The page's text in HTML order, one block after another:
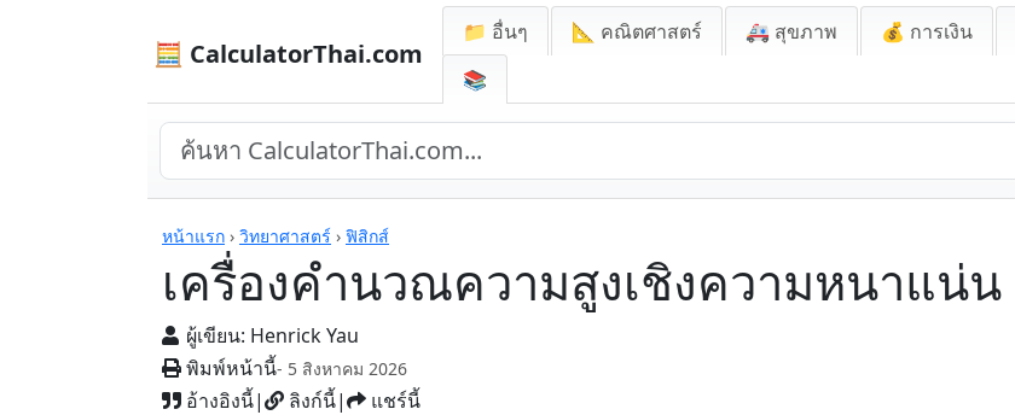
🧮 CalculatorThai.com
📁 อื่นๆ 📐 คณิตศาสตร์ 🚑 สุขภาพ 💰 การเงิน
📚
หน้าแรก › วิทยาศาสตร์ › ฟิสิกส์
เครื่องคำนวณความสูงเชิงความหนาแน่น
ผู้เขียน: Henrick Yau
พิมพ์หน้านี้- 5 สิงหาคม 2026
อ้างอิงนี้| ลิงก์นี้| แชร์นี้
เครื่องคิดเลข